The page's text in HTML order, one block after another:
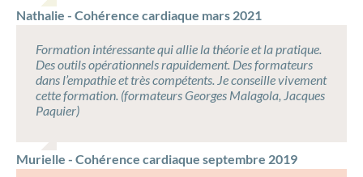
Nathalie - Cohérence cardiaque mars 2021
Formation intéressante qui allie la théorie et la pratique.
Des outils opérationnels rapuidement. Des formateurs
dans l’empathie et très compétents. Je conseille vivement
cette formation. (formateurs Georges Malagola, Jacques
Paquier)
Murielle - Cohérence cardiaque septembre 2019